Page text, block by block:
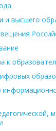
и высшего
к